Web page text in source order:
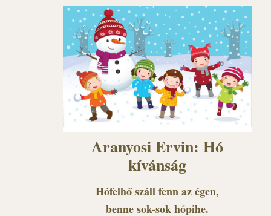
Aranyosi Ervin: Hó
kívánság
Hófelhő száll fenn az égen,
benne sok-sok hópihe.